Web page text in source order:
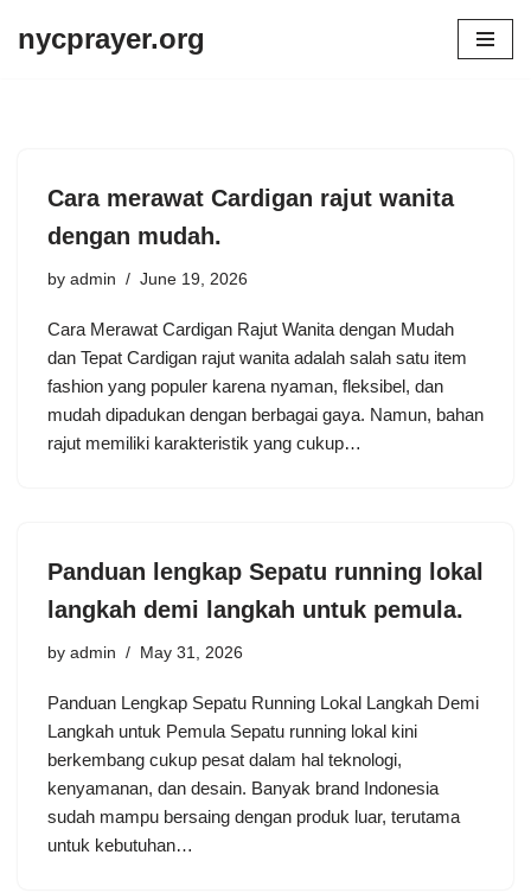
nycprayer.org
Cara merawat Cardigan rajut wanita
dengan mudah.
by admin June 19, 2026
Cara Merawat Cardigan Rajut Wanita dengan Mudah
dan Tepat Cardigan rajut wanita adalah salah satu item
fashion yang populer karena nyaman, fleksibel, dan
mudah dipadukan dengan berbagai gaya. Namun, bahan
rajut memiliki karakteristik yang cukup…
Panduan lengkap Sepatu running lokal
langkah demi langkah untuk pemula.
by admin May 31, 2026
Panduan Lengkap Sepatu Running Lokal Langkah Demi
Langkah untuk Pemula Sepatu running lokal kini
berkembang cukup pesat dalam hal teknologi,
kenyamanan, dan desain. Banyak brand Indonesia
sudah mampu bersaing dengan produk luar, terutama
untuk kebutuhan…